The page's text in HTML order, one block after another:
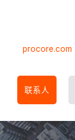
procore.com
联系人